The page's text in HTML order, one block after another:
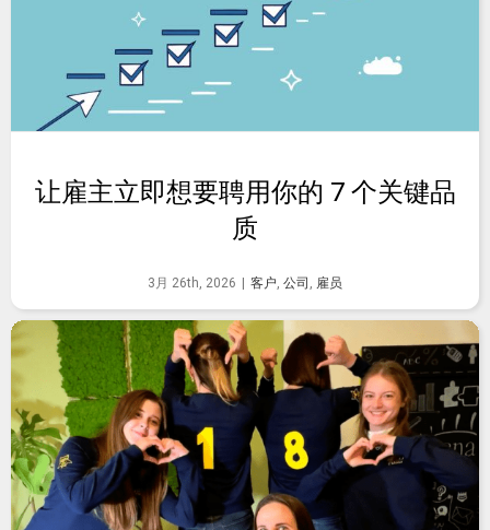
让雇主立即想要聘用你的 7 个关键品
质
3月 26th, 2026 客户, 公司 , 雇员